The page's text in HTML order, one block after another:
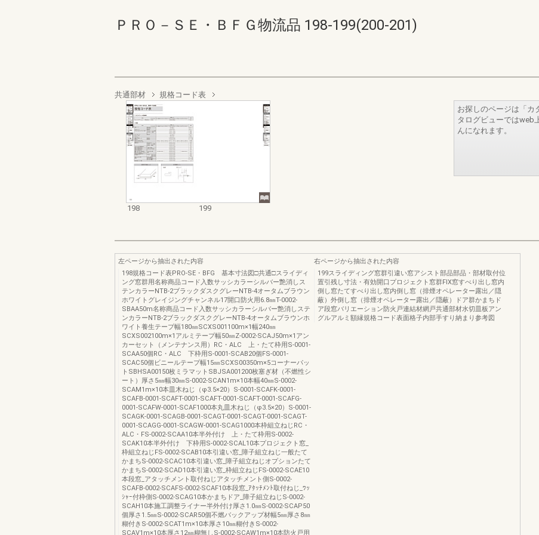
ＰＲＯ－ＳＥ・ＢＦＧ物流品 198-199(200-201)
共通部材 規格コード表
198 199
お探しのページは「カ
タログビューではweb
んになれます。
左ページから抽出された内容
198規格コード表PRO-SE・BFG 基本寸法図□共通□スライディ
ング窓群用名称商品コード入数サッシカラーシルバー艶消しス
テンカラーNTB-2ブラックダスクグレーNTB-4オータムブラウン
ホワイトグレイジングチャンネル17開口防火用6.8㎜T-0002-
SBAA50m名称商品コード入数サッシカラーシルバー艶消しステ
ンカラーNTB-2ブラックダスクグレーNTB-4オータムブラウンホ
ワイト養生テープ幅180㎜SCXS001100m×1幅240㎜
SCXS002100m×1アルミテープ幅50㎜Z-0002-SCAJ50m×1アン
カーセット（メンテナンス用）RC・ALC 上・たて枠用S-0001-
SCAA50個RC・ALC 下枠用S-0001-SCAB20個FS-0001-
SCAC50個ビニールテープ幅15㎜SCXS00350m×5コーナーパッ
トSBHSA00150枚ミラマットSBJSA001200枚塞ぎ材（不燃性シ
ート）厚さ5㎜幅30㎜S-0002-SCAN1m×10本幅40㎜S-0002-
SCAM1m×10本皿木ねじ（φ3.5×20）S-0001-SCAFK-0001-
SCAFB-0001-SCAFT-0001-SCAFT-0001-SCAFT-0001-SCAFG-
0001-SCAFW-0001-SCAF1000本丸皿木ねじ（φ3.5×20）S-0001-
SCAGK-0001-SCAGB-0001-SCAGT-0001-SCAGT-0001-SCAGT-
0001-SCAGG-0001-SCAGW-0001-SCAG1000本枠組立ねじRC・
ALC・FS-0002-SCAA10本半外付け 上・たて枠用S-0002-
SCAK10本半外付け 下枠用S-0002-SCAL10本プロジェクト窓_
枠組立ねじFS-0002-SCAB10本引違い窓_障子組立ねじ一般たて
かまちS-0002-SCAC10本引違い窓_障子組立ねじオプションたて
かまちS-0002-SCAD10本引違い窓_枠組立ねじFS-0002-SCAE10
本段窓_アタッチメント取付ねじアタッチメント側S-0002-
SCAFB-0002-SCAFS-0002-SCAF10本段窓_ｱﾀｯﾁﾒﾝﾄ取付ねじ_ﾜｯ
ｼｬｰ付枠側S-0002-SCAG10本かまちドア_障子組立ねじS-0002-
SCAH10本施工調整ライナー半外付け厚さ1.0㎜S-0002-SCAP50
個厚さ1.5㎜S-0002-SCAR50個不燃バックアップ材幅5㎜厚さ8㎜
糊付きS-0002-SCAT1m×10本厚さ10㎜糊付きS-0002-
SCAV1m×10本厚さ12㎜糊無しS-0002-SCAW1m×10本防火戸用
右ページから抽出された内容
199スライディング窓群引違い窓アシスト部品部品・部材取付位
置引残し寸法・有効開口プロジェクト窓群FIX窓すべり出し窓内
倒し窓たてすべり出し窓内倒し窓（排煙オペレーター露出／隠
蔽）外倒し窓（排煙オペレーター露出／隠蔽）ドア群かまちド
ア段窓バリエーション防火戸連結材網戸共通部材水切皿板アン
グルアルミ額縁規格コード表面格子内部手すり納まり参考図